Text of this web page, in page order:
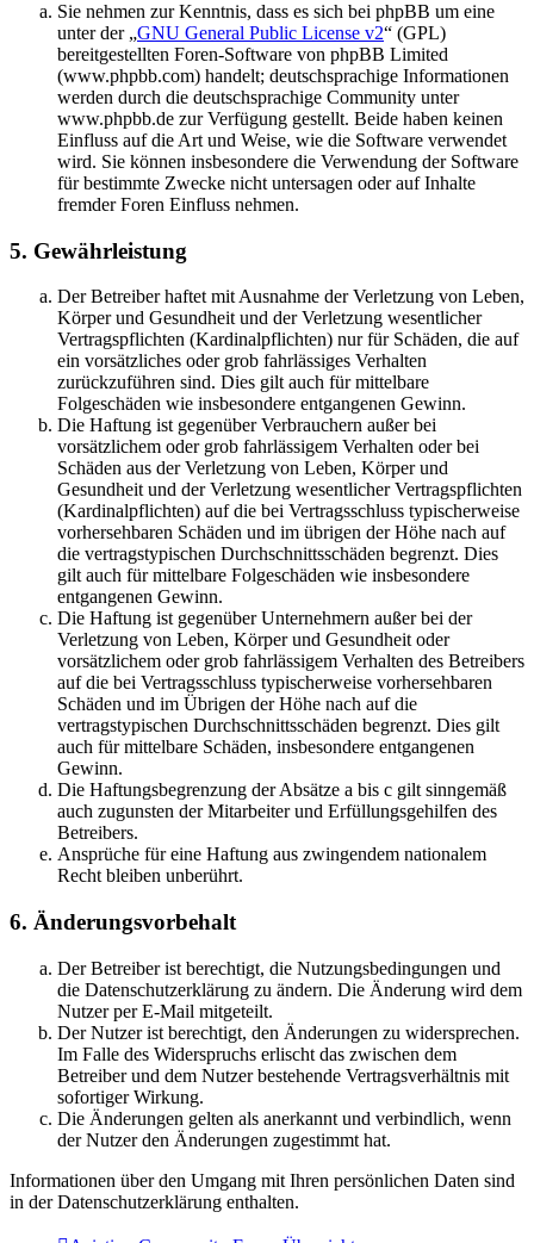
Sie nehmen zur Kenntnis, dass es sich bei phpBB um eine
unter der „GNU General Public License v2“ (GPL)
bereitgestellten Foren-Software von phpBB Limited
(www.phpbb.com) handelt; deutschsprachige Informationen
werden durch die deutschsprachige Community unter
www.phpbb.de zur Verfügung gestellt. Beide haben keinen
Einfluss auf die Art und Weise, wie die Software verwendet
wird. Sie können insbesondere die Verwendung der Software
für bestimmte Zwecke nicht untersagen oder auf Inhalte
fremder Foren Einfluss nehmen.
5. Gewährleistung
Der Betreiber haftet mit Ausnahme der Verletzung von Leben,
Körper und Gesundheit und der Verletzung wesentlicher
Vertragspflichten (Kardinalpflichten) nur für Schäden, die auf
ein vorsätzliches oder grob fahrlässiges Verhalten
zurückzuführen sind. Dies gilt auch für mittelbare
Folgeschäden wie insbesondere entgangenen Gewinn.
Die Haftung ist gegenüber Verbrauchern außer bei
vorsätzlichem oder grob fahrlässigem Verhalten oder bei
Schäden aus der Verletzung von Leben, Körper und
Gesundheit und der Verletzung wesentlicher Vertragspflichten
(Kardinalpflichten) auf die bei Vertragsschluss typischerweise
vorhersehbaren Schäden und im übrigen der Höhe nach auf
die vertragstypischen Durchschnittsschäden begrenzt. Dies
gilt auch für mittelbare Folgeschäden wie insbesondere
entgangenen Gewinn.
Die Haftung ist gegenüber Unternehmern außer bei der
Verletzung von Leben, Körper und Gesundheit oder
vorsätzlichem oder grob fahrlässigem Verhalten des Betreibers
auf die bei Vertragsschluss typischerweise vorhersehbaren
Schäden und im Übrigen der Höhe nach auf die
vertragstypischen Durchschnittsschäden begrenzt. Dies gilt
auch für mittelbare Schäden, insbesondere entgangenen
Gewinn.
Die Haftungsbegrenzung der Absätze a bis c gilt sinngemäß
auch zugunsten der Mitarbeiter und Erfüllungsgehilfen des
Betreibers.
Ansprüche für eine Haftung aus zwingendem nationalem
Recht bleiben unberührt.
6. Änderungsvorbehalt
Der Betreiber ist berechtigt, die Nutzungsbedingungen und
die Datenschutzerklärung zu ändern. Die Änderung wird dem
Nutzer per E-Mail mitgeteilt.
Der Nutzer ist berechtigt, den Änderungen zu widersprechen.
Im Falle des Widerspruchs erlischt das zwischen dem
Betreiber und dem Nutzer bestehende Vertragsverhältnis mit
sofortiger Wirkung.
Die Änderungen gelten als anerkannt und verbindlich, wenn
der Nutzer den Änderungen zugestimmt hat.
Informationen über den Umgang mit Ihren persönlichen Daten sind
in der Datenschutzerklärung enthalten.